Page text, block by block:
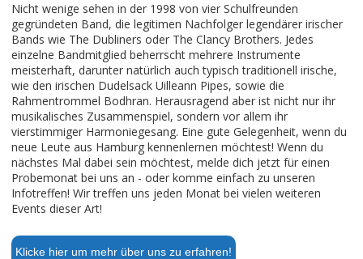
Nicht wenige sehen in der 1998 von vier Schulfreunden
gegründeten Band, die legitimen Nachfolger legendärer irischer
Bands wie The Dubliners oder The Clancy Brothers. Jedes
einzelne Bandmitglied beherrscht mehrere Instrumente
meisterhaft, darunter natürlich auch typisch traditionell irische,
wie den irischen Dudelsack Uilleann Pipes, sowie die
Rahmentrommel Bodhran. Herausragend aber ist nicht nur ihr
musikalisches Zusammenspiel, sondern vor allem ihr
vierstimmiger Harmoniegesang. Eine gute Gelegenheit, wenn du
neue Leute aus Hamburg kennenlernen möchtest! Wenn du
nächstes Mal dabei sein möchtest, melde dich jetzt für einen
Probemonat bei uns an - oder komme einfach zu unseren
Infotreffen! Wir treffen uns jeden Monat bei vielen weiteren
Events dieser Art!
Klicke hier um mehr über uns zu erfahren!